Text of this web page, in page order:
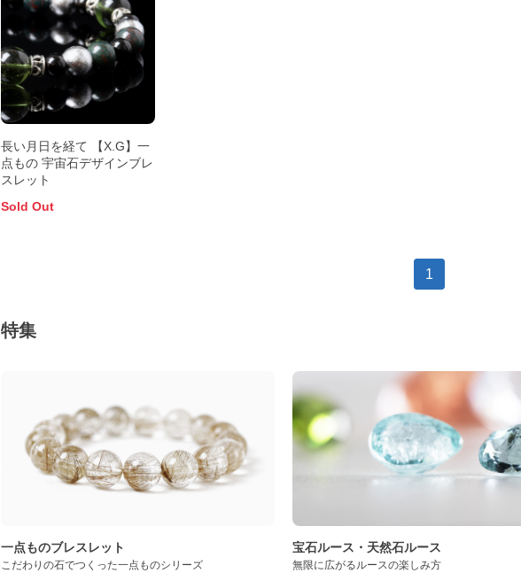
長い月日を経て 【X.G】一
点もの 宇宙石デザインブレ
スレット
Sold Out
1
特集
一点ものブレスレット
こだわりの石でつくった一点ものシリーズ
宝石ルース・天然石ルース
無限に広がるルースの楽しみ方